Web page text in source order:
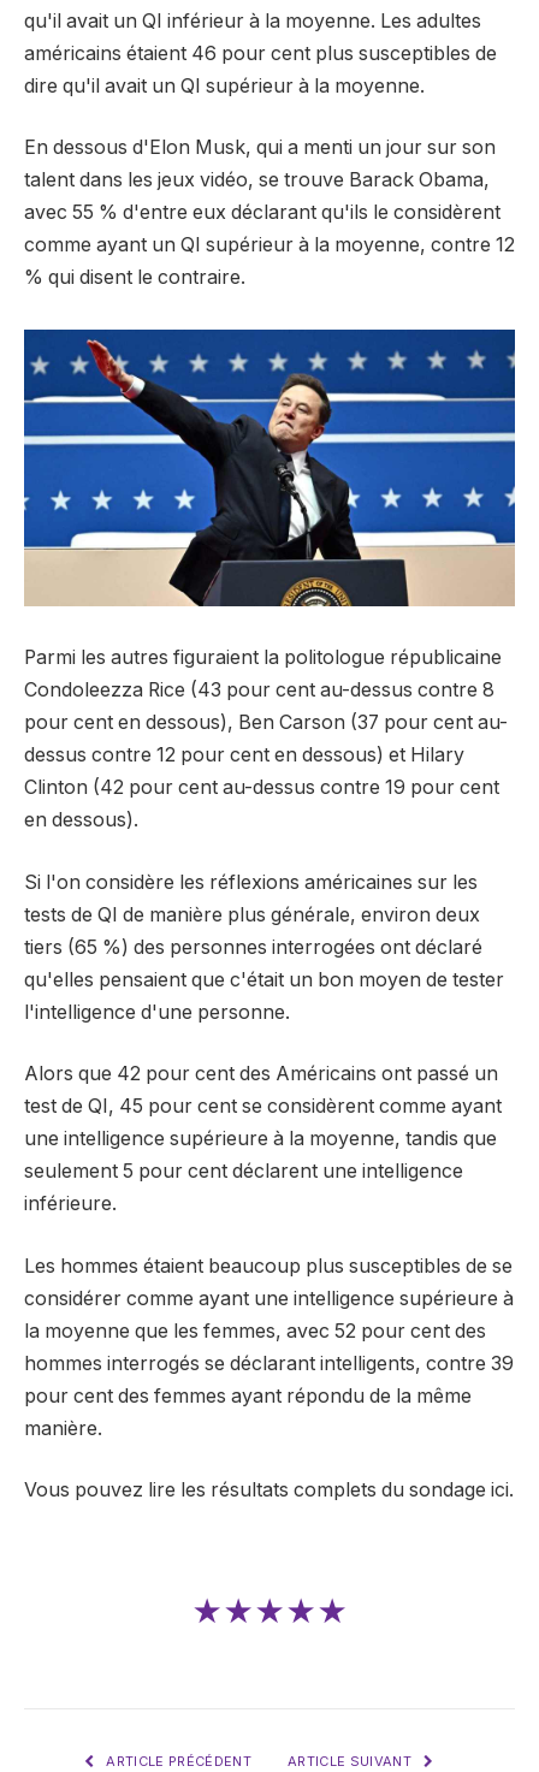
qu'il avait un QI inférieur à la moyenne. Les adultes
américains étaient 46 pour cent plus susceptibles de
dire qu'il avait un QI supérieur à la moyenne.
En dessous d'Elon Musk, qui a menti un jour sur son
talent dans les jeux vidéo, se trouve Barack Obama,
avec 55 % d'entre eux déclarant qu'ils le considèrent
comme ayant un QI supérieur à la moyenne, contre 12
% qui disent le contraire.
Parmi les autres figuraient la politologue républicaine
Condoleezza Rice (43 pour cent au-dessus contre 8
pour cent en dessous), Ben Carson (37 pour cent au-
dessus contre 12 pour cent en dessous) et Hilary
Clinton (42 pour cent au-dessus contre 19 pour cent
en dessous).
Si l'on considère les réflexions américaines sur les
tests de QI de manière plus générale, environ deux
tiers (65 %) des personnes interrogées ont déclaré
qu'elles pensaient que c'était un bon moyen de tester
l'intelligence d'une personne.
Alors que 42 pour cent des Américains ont passé un
test de QI, 45 pour cent se considèrent comme ayant
une intelligence supérieure à la moyenne, tandis que
seulement 5 pour cent déclarent une intelligence
inférieure.
Les hommes étaient beaucoup plus susceptibles de se
considérer comme ayant une intelligence supérieure à
la moyenne que les femmes, avec 52 pour cent des
hommes interrogés se déclarant intelligents, contre 39
pour cent des femmes ayant répondu de la même
manière.
Vous pouvez lire les résultats complets du sondage ici.
★★★★★
ARTICLE PRÉCÉDENT ARTICLE SUIVANT